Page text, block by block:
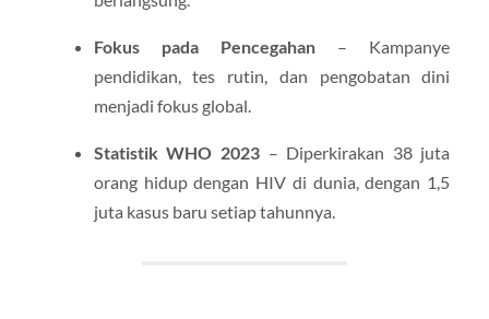
Fokus pada Pencegahan – Kampanye
pendidikan, tes rutin, dan pengobatan dini
menjadi fokus global.
Statistik WHO 2023– Diperkirakan 38 juta
orang hidup dengan HIV di dunia, dengan 1,5
juta kasus baru setiap tahunnya.